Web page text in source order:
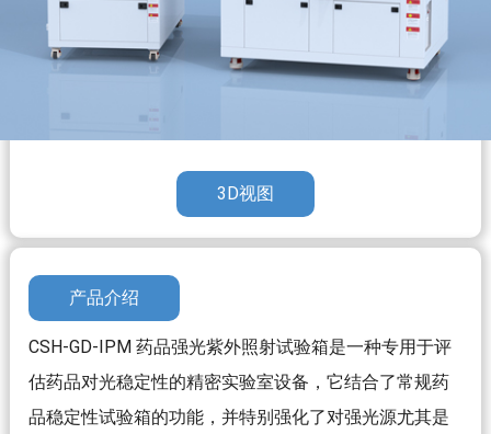
3D视图
产品介绍
CSH-GD-IPM 药品强光紫外照射试验箱是一种专用于评
估药品对光稳定性的精密实验室设备，它结合了常规药
品稳定性试验箱的功能，并特别强化了对强光源尤其是